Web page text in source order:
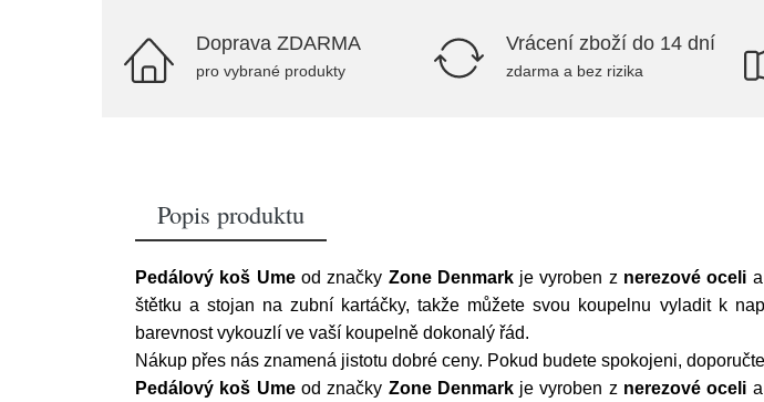
Doprava ZDARMA
pro vybrané produkty
Vrácení zboží do 14 dní
zdarma a bez rizika
Popis produktu
Pedálový koš Ume od značky Zone Denmarkje vyroben z nerezové oceli
štětku a stojan na zubní kartáčky, takže můžete svou koupelnu vyladit k
barevnost vykouzlí ve vaší koupelně dokonalý řád.
Nákup přes nás znamená jistotu dobré ceny. Pokud budete spokojeni,
Pedálový koš Ume od značky Zone Denmarkje vyroben z nerezové oceli